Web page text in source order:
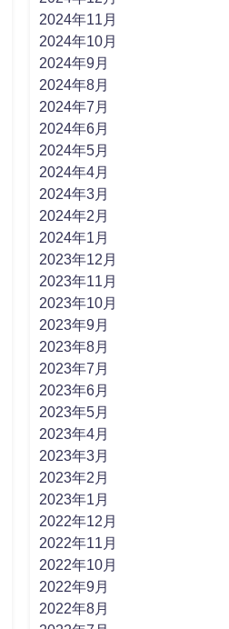
2024年11月
2024年10月
2024年9月
2024年8月
2024年7月
2024年6月
2024年5月
2024年4月
2024年3月
2024年2月
2024年1月
2023年12月
2023年11月
2023年10月
2023年9月
2023年8月
2023年7月
2023年6月
2023年5月
2023年4月
2023年3月
2023年2月
2023年1月
2022年12月
2022年11月
2022年10月
2022年9月
2022年8月